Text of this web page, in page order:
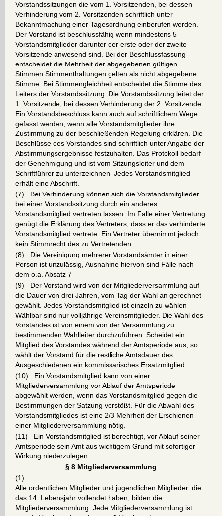
Vorstandssitzungen die vom 1. Vorsitzenden, bei dessen
Verhinderung vom 2. Vorsitzenden schriftlich unter
Bekanntmachung einer Tagesordnung einberufen werden.
Der Vorstand ist beschlussfähig wenn mindestens 5
Vorstandsmitglieder darunter der erste oder der zweite
Vorsitzende anwesend sind. Bei der Beschlussfassung
entscheidet die Mehrheit der abgegebenen gültigen
Stimmen Stimmenthaltungen gelten als nicht abgegebene
Stimme. Bei Stimmengleichheit entscheidet die Stimme des
Leiters der Vorstandssitzung. Die Vorstandssitzung leitet der
1. Vorsitzende, bei dessen Verhinderung der 2. Vorsitzende.
Ein Vorstandsbeschluss kann auch auf schriftlichem Wege
gefasst werden, wenn alle Vorstandsmitglieder ihre
Zustimmung zu der beschließenden Regelung erklären. Die
Beschlüsse des Vorstandes sind schriftlich unter Angabe der
Abstimmungsergebnisse festzuhalten. Das Protokoll bedarf
der Genehmigung und ist vom Sitzungsleiter und dem
Schriftführer zu unterzeichnen. Jedes Vorstandsmitglied
erhält eine Abschrift.
(7) Bei Verhinderung können sich die Vorstandsmitglieder
bei einer Vorstandssitzung durch ein anderes
Vorstandsmitglied vertreten lassen. Im Falle einer Vertretung
genügt die Erklärung des Vertreters, dass er das verhinderte
Vorstandsmitglied vertrete. Ein Vertreter übernimmt jedoch
kein Stimmrecht des zu Vertretenden.
(8) Die Vereinigung mehrerer Vorstandsämter in einer
Person ist unzulässig, Ausnahme hiervon sind Fälle nach
dem o.a. Absatz 7
(9) Der Vorstand wird von der Mitgliederversammlung auf
die Dauer von drei Jahren, vom Tag der Wahl an gerechnet
gewählt. Jedes Vorstandsmitglied ist einzeln zu wählen
Wählbar sind nur volljährige Vereinsmitglieder. Die Wahl des
Vorstandes ist von einem von der Versammlung zu
bestimmenden Wahlleiter durchzuführen. Scheidet ein
Mitglied des Vorstandes während der Amtsperiode aus, so
wählt der Vorstand für die restliche Amtsdauer des
Ausgeschiedenen ein kommissarisches Ersatzmitglied.
(10) Ein Vorstandsmitglied kann von einer
Mitgliederversammlung vor Ablauf der Amtsperiode
abgewählt werden, wenn das Vorstandsmitglied gegen die
Bestimmungen der Satzung verstößt. Für die Abwahl des
Vorstandsmitgliedes ist eine 2/3 Mehrheit der Erschienen
einer Mitgliederversammlung nötig.
(11) Ein Vorstandsmitglied ist berechtigt, vor Ablauf seiner
Amtsperiode sein Amt aus wichtigem Grund mit sofortiger
Wirkung niederzulegen.
§ 8 Mitgliederversammlung
(1)
Alle ordentlichen Mitglieder und jugendlichen Mitglieder. die
das 14. Lebensjahr vollendet haben, bilden die
Mitgliederversammlung. Jede Mitgliederversammlung ist